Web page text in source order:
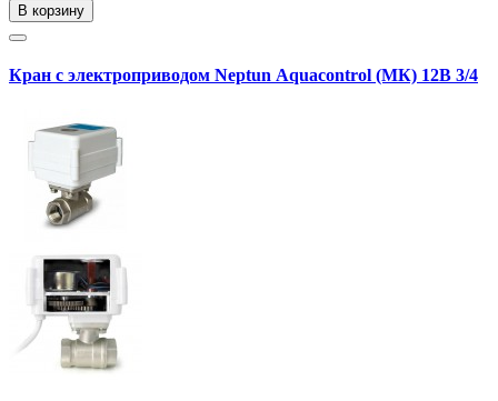
В корзину
Кран с электроприводом Neptun Aquacontrol (МК) 12В 3/4